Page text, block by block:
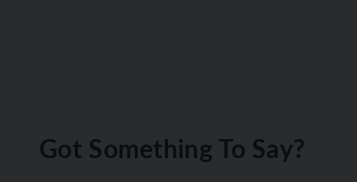
Got Something To Say?